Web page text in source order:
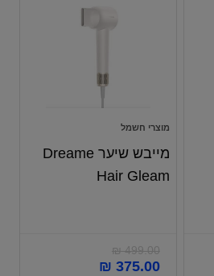
מוצרי חשמל
מייבש שיער Dreame
Hair Gleam
₪499.00
₪ 375.00